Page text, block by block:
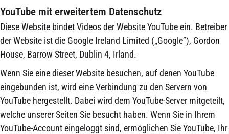
YouTube mit erweitertem Datenschutz
Diese Website bindet Videos der Website YouTube ein. Betreiber
der Website ist die Google Ireland Limited („Google”), Gordon
House, Barrow Street, Dublin 4, Irland.
Wenn Sie eine dieser Website besuchen, auf denen YouTube
eingebunden ist, wird eine Verbindung zu den Servern von
YouTube hergestellt. Dabei wird dem YouTube-Server mitgeteilt,
welche unserer Seiten Sie besucht haben. Wenn Sie in Ihrem
YouTube-Account eingeloggt sind, ermöglichen Sie YouTube, Ihr